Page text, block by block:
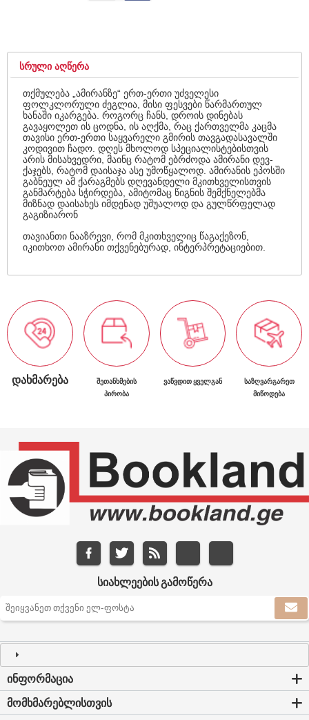
ᲡᲠᲣᲚᲘ ᲐᲦᲬᲔᲠᲐ
თქმულება „ამირანზე“ ერთ-ერთი უძველესი
ფოლკლორული ძეგლია, მისი ფესვები წარმართულ
ხანაში იკარგება. როგორც ჩანს, დროის დინებას
გავაყოლეთ ის ცოდნა, ის აღქმა, რაც ქართველმა კაცმა
თავისი ერთ-ერთი საყვარელი გმირის თავგადასავალში
კოდივით ჩადო. დღეს მხოლოდ სპეციალისტებისთვის
არის მისახვედრი, მაინც რატომ ებრძოდა ამირანი დევ-
ქაჯებს, რატომ დაისაჯა ასე უმოწყალოდ. ამირანის ეპოსში
გაბნეულ ამ ქარაგმებს დღევანდელი მკითხველისთვის
განმარტება სჭირდება, ამიტომაც წიგნის შემქნელებმა
მიზნად დაისახეს იმდენად უშუალოდ და გულწრფელად
გაგიზიარონ
თავიანთი ნააზრევი, რომ მკითხველიც წაგაქეზონ,
იკითხოთ ამირანი თქვენებურად, ინტერპრეტაციებით.
ᲓᲐᲮᲛᲐᲠᲔᲑᲐ
ᲨᲔᲗᲐᲜᲮᲛᲔᲑᲘᲡ
ᲞᲘᲠᲝᲑᲐ
ᲕᲐᲬᲕᲓᲘᲗ ᲧᲕᲔᲚᲒᲐᲜ
ᲡᲐᲖᲦᲕᲐᲠᲒᲐᲠᲔᲗ
ᲛᲘᲬᲝᲓᲔᲑᲐ
ᲡᲘᲐᲮᲚᲔᲔᲑᲘᲡ ᲒᲐᲛᲝᲬᲔᲠᲐ
ᲘᲜᲤᲝᲠᲛᲐᲪᲘᲐ
ᲛᲝᲛᲮᲛᲐᲠᲔᲑᲚᲘᲡᲗᲕᲘᲡ